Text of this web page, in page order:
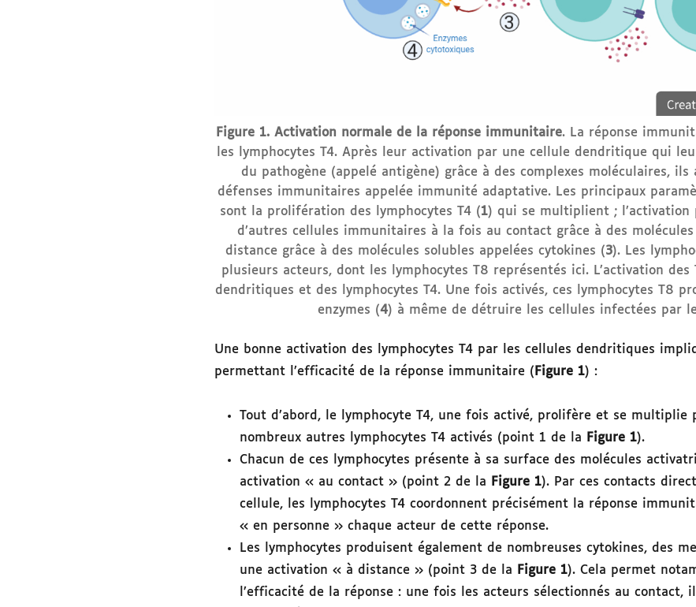
Figure 1. Activation normale de la réponse immunitaire. La réponse
les lymphocytes T4. Après leur activation par une cellule dendritique qui
du pathogène (appelé antigène) grâce à des complexes moléculaires, ils
défenses immunitaires appelée immunité adaptative. Les principaux
sont la prolifération des lymphocytes T4 (1) qui se multiplient ; l’activation
d’autres cellules immunitaires à la fois au contact grâce à des
distance grâce à des molécules solubles appelées cytokines (3). Les
plusieurs acteurs, dont les lymphocytes T8 représentés ici. L’activation des
dendritiques et des lymphocytes T4. Une fois activés, ces lymphocytes T8
enzymes (4) à même de détruire les cellules infectées par
Une bonne activation des lymphocytes T4 par les cellules dendritiques
permettant l’efficacité de la réponse immunitaire ( Figure 1) :
Tout d’abord, le lymphocyte T4, une fois activé, prolifère et se multiplie
nombreux autres lymphocytes T4 activés (point 1 de la
Figure 1).
Chacun de ces lymphocytes présente à sa surface des molécules
activation « au contact » (point 2 de la
Figure 1). Par ces contacts
cellule, les lymphocytes T4 coordonnent précisément la réponse
« en personne » chaque acteur de cette réponse.
Les lymphocytes produisent également de nombreuses cytokines, des
une activation « à distance » (point 3 de la
Figure 1). Cela permet
l’efficacité de la réponse : une fois les acteurs sélectionnés au contact,